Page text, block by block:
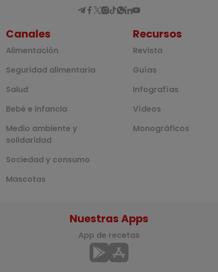
Canales
Alimentación
Seguridad alimentaria
Salud
Bebé e infancia
Medio ambiente y
solidaridad
Sociedad y consumo
Mascotas
Recursos
Revista
Guías
Infografías
Vídeos
Monográficos
Nuestras Apps
App de recetas